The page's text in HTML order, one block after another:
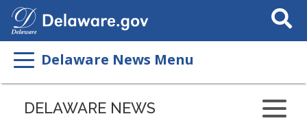
Search
This
Delaware News Menu
DELAWARE NEWS